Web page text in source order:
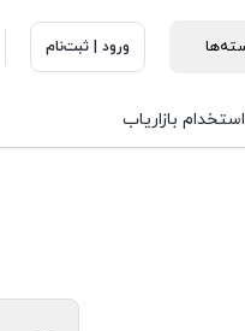
ورود | ثبت‌نام
استخدام بازاریاب